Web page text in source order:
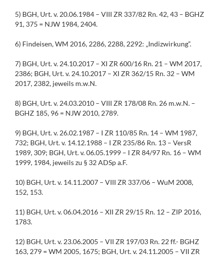
5) BGH, Urt. v. 20.06.1984 – VIII ZR 337/82 Rn. 42, 43 – BGHZ
91, 375 = NJW 1984, 2404.
6) Findeisen, WM 2016, 2286, 2288, 2292: „Indizwirkung“.
7) BGH, Urt. v. 24.10.2017 – XI ZR 600/16 Rn. 21 – WM 2017,
2386; BGH, Urt. v. 24.10.2017 – XI ZR 362/15 Rn. 32 – WM
2017, 2382, jeweils m.w.N.
8) BGH, Urt. v. 24.03.2010 – VIII ZR 178/08 Rn. 26 m.w.N. –
BGHZ 185, 96 = NJW 2010, 2789.
9) BGH, Urt. v. 26.02.1987 – I ZR 110/85 Rn. 14 – WM 1987,
732; BGH, Urt. v. 14.12.1988 – I ZR 235/86 Rn. 13 – VersR
1989, 309; BGH, Urt. v. 06.05.1999 – I ZR 84/97 Rn. 16 – WM
1999, 1984, jeweils zu § 32 ADSp a.F.
10) BGH, Urt. v. 14.11.2007 – VIII ZR 337/06 – WuM 2008,
152, 153.
11) BGH, Urt. v. 06.04.2016 – XII ZR 29/15 Rn. 12 – ZIP 2016,
1783.
12) BGH, Urt. v. 23.06.2005 – VII ZR 197/03 Rn. 22 ff.- BGHZ
163, 279 = WM 2005, 1675; BGH, Urt. v. 24.11.2005 – VII ZR